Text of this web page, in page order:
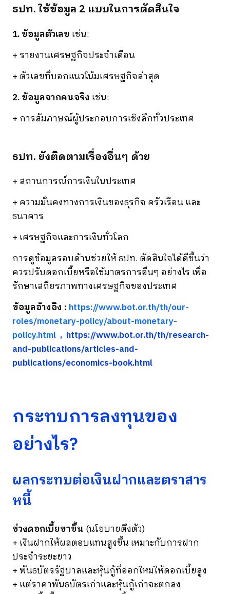
ธปท. ใช้ข้อมูล 2 แบบในการตัดสินใจ
1. ข้อมูลตัวเลข เช่น:
+ รายงานเศรษฐกิจประจำเดือน
+ ตัวเลขที่บอกแนวโน้มเศรษฐกิจล่าสุด
2. ข้อมูลจากคนจริง เช่น:
+ การสัมภาษณ์ผู้ประกอบการเชิงลึกทั่วประเทศ
ธปท. ยังติดตามเรื่องอื่นๆ ด้วย
+ สถานการณ์การเงินในประเทศ
+ ความมั่นคงทางการเงินของธุรกิจ ครัวเรือน และ
ธนาคาร
+ เศรษฐกิจและการเงินทั่วโลก
การดูข้อมูลรอบด้านช่วยให้ ธปท. ตัดสินใจได้ดีขึ้นว่า
ควรปรับดอกเบี้ยหรือใช้มาตรการอื่นๆ อย่างไร เพื่อ
รักษาเสถียรภาพทางเศรษฐกิจของประเทศ
ข้อมูลอ้างอิง : https://www.bot.or.th/th/our-
roles/monetary-policy/about-monetary-
policy.html , https://www.bot.or.th/th/research-
and-publications/articles-and-
publications/economics-book.html
กระทบการลงทุนของ
อย่างไร?
ผลกระทบต่อเงินฝากและตราสาร
หนี้
ช่วงดอกเบี้ยขาขึ้น (นโยบายตึงตัว)
+ เงินฝากให้ผลตอบแทนสูงขึ้น เหมาะกับการฝาก
ประจำระยะยาว
+ พันธบัตรรัฐบาลและหุ้นกู้ที่ออกใหม่ให้ดอกเบี้ยสูง
+ แต่ราคาพันธบัตรเก่าและหุ้นกู้เก่าจะตกลง